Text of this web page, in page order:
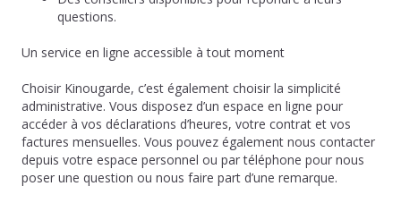
questions.
Un service en ligne accessible à tout moment
Choisir Kinougarde, c’est également choisir la simplicité
administrative. Vous disposez d’un espace en ligne pour
accéder à vos déclarations d’heures, votre contrat et vos
factures mensuelles. Vous pouvez également nous contacter
depuis votre espace personnel ou par téléphone pour nous
poser une question ou nous faire part d’une remarque.